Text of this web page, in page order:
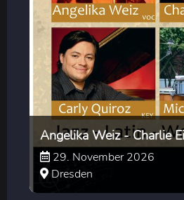
Angelika Weiz - Charlie
29. November 2026
Dresden